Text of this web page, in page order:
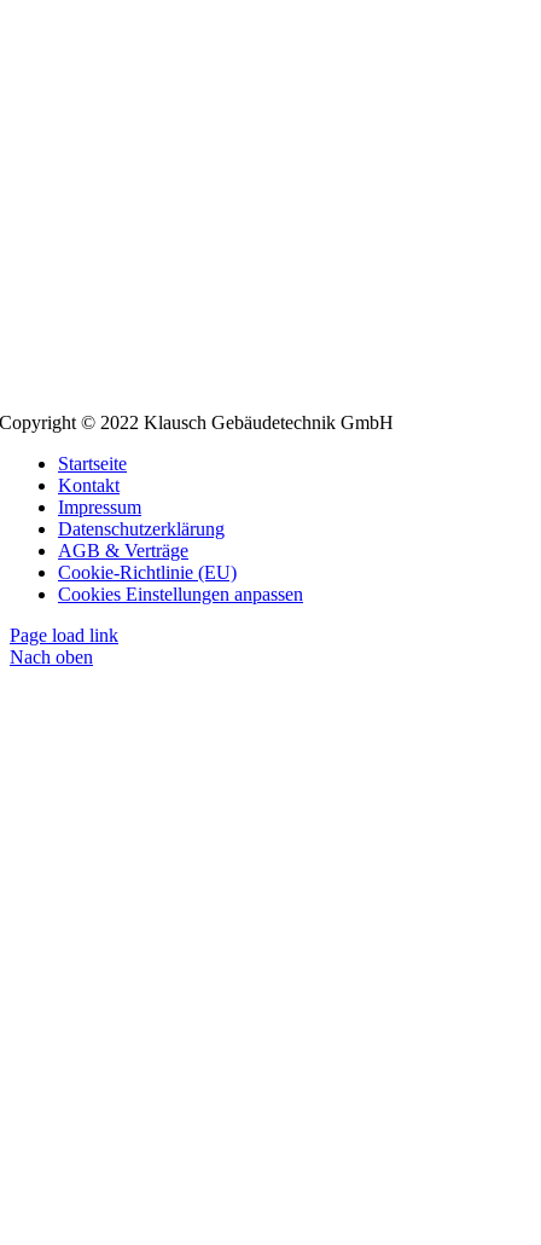
Copyright © 2022 Klausch Gebäudetechnik GmbH
Startseite
Kontakt
Impressum
Datenschutzerklärung
AGB & Verträge
Cookie-Richtlinie (EU)
Cookies Einstellungen anpassen
Page load link
Nach oben